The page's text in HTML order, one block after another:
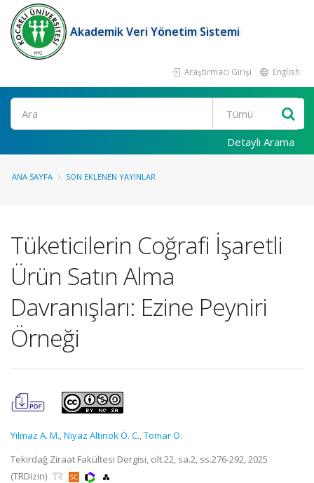
Akademik Veri Yönetim Sistemi
Araştırmacı Girişi English
Ara
Detaylı Arama
ANA SAYFA SON EKLENEN YAYINLAR
Tüketicilerin Coğrafi İşaretli
Ürün Satın Alma
Davranışları: Ezine Peyniri
Örneği
Yılmaz A. M.,Niyaz Altınok Ö. C.,Tomar O.
Tekirdağ Ziraat Fakültesi Dergisi, cilt.22, sa.2, ss.276-292, 2025
(TRDizin)